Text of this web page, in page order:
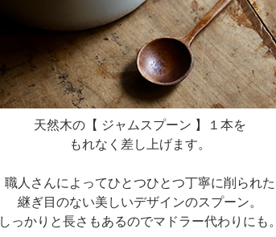
天然木の【 ジャムスプーン 】１本を
もれなく差し上げます。
職人さんによってひとつひとつ丁寧に削られた
継ぎ目のない美しいデザインのスプーン。
しっかりと長さもあるのでマドラー代わりにも。